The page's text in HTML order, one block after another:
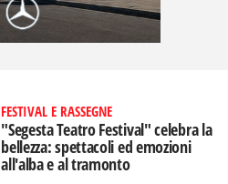
FESTIVAL E RASSEGNE
"Segesta Teatro Festival" celebra la
bellezza: spettacoli ed emozioni
all'alba e al tramonto